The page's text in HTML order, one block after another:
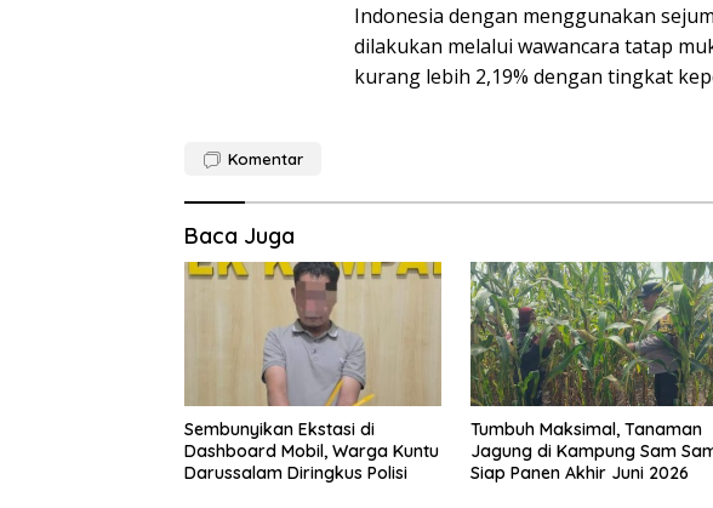
Indonesia dengan menggunakan
dilakukan melalui wawancara tatap
kurang lebih 2,19% dengan tingkat
Komentar
Baca Juga
Sembunyikan Ekstasi di
Dashboard Mobil, Warga Kuntu
Darussalam Diringkus Polisi
Tumbuh Maksimal, Tanaman
Jagung di Kampung Sam
Siap Panen Akhir Juni 2026